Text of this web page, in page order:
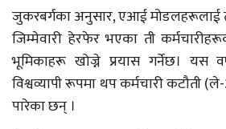
जुकरबर्गका अनुसार, एआई मोडलहरूलाई
जिम्मेवारी हेरफेर भएका ती
भूमिकाहरू खोज्ने प्रयास गर्नेछ। यस
विश्वव्यापी रूपमा थप कर्मचारी
पारेका छन् ।